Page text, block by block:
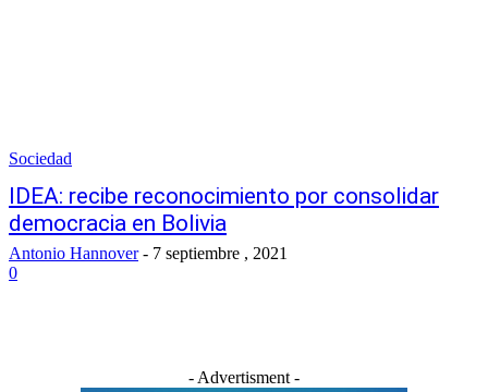
Sociedad
IDEA: recibe reconocimiento por consolidar
democracia en Bolivia
Antonio Hannover - 7 septiembre , 2021
0
- Advertisment -